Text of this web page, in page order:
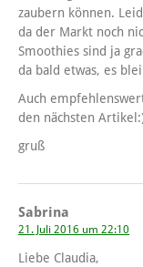
zaubern können.
da der Markt noch
Smoothies sind ja
da bald etwas, es
Auch
den nächsten
gruß
Sabrina
21. Juli 2016 um 22:10
Liebe Claudia,